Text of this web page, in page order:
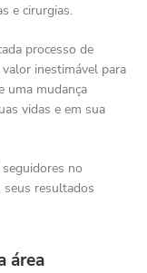
e cirurgias.
processo de
inestimável para
uma mudança
vidas e em sua
no
seus resultados
área